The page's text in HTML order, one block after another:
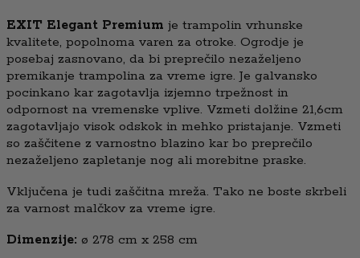
EXIT Elegant Premium je trampolin vrhunske
kvalitete, popolnoma varen za otroke. Ogrodje je
posebaj zasnovano, da bi preprečilo nezaželjeno
premikanje trampolina za vreme igre. Je galvansko
pocinkano kar zagotavlja izjemno trpežnost in
odpornost na vremenske vplive. Vzmeti dolžine 21,6cm
zagotavljajo visok odskok in mehko pristajanje. Vzmeti
so zaščitene z varnostno blazino kar bo preprečilo
nezaželjeno zapletanje nog ali morebitne praske.
Vključena je tudi zaščitna mreža. Tako ne boste skrbeli
za varnost malčkov za vreme igre.
Dimenzije: ø 278 cm x 258 cm